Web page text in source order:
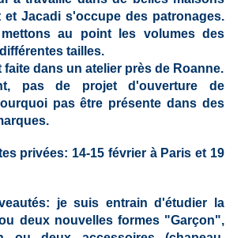
et Jacadi s'occupe des patronages.
au point les volumes des
tailles.
dans un atelier près de Roanne.
pas de projet d'ouverture de
pas être présente dans des
privées: 14-15 février à Paris et 19
je suis entrain d'étudier la
deux nouvelles formes "Garçon",